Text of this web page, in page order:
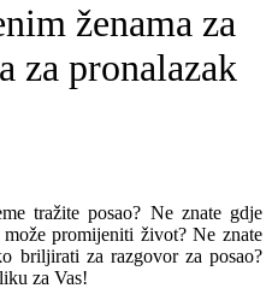
ženama za
za pronalazak
tražite posao? Ne znate gdje
promijeniti život? Ne znate
briljirati za razgovor za posao?
za Vas!